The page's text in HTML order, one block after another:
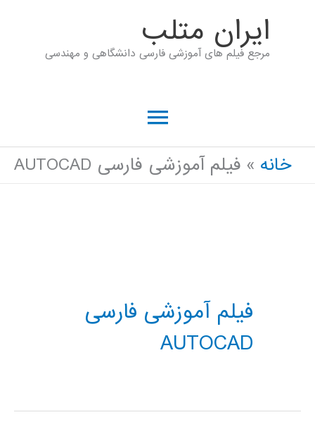
ايران متلب
مرجع فیلم های آموزشی فارسی دانشگاهی و مهندسی
فهرست
اصلی
خانه فیلم آموزشی فارسی AUTOCAD
فیلم آموزشی فارسی
AUTOCAD